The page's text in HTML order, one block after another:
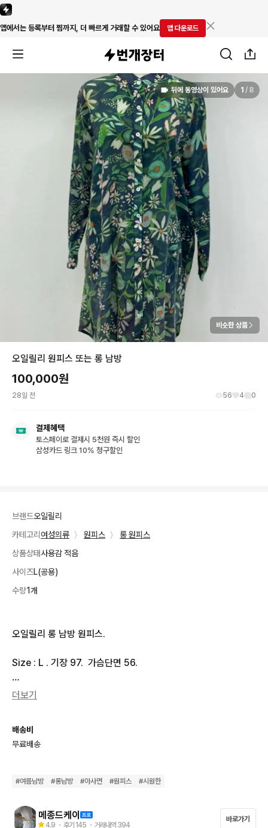
앱에서는 등록부터 찜까지, 더 빠르게 거래할 수 있어요 앱 다운로드
뒤에 동영상이 있어요 1 / 8
비슷한 상품
오일릴리 원피스 또는 롱 남방
100,000원
28일 전 56 4 0
결제혜택
토스페이로 결제시 5천원 즉시 할인
삼성카드 링크 10% 청구할인
브랜드오일릴리
카테고리 여성의류 〉 원피스 〉
롱 원피스
상품상태사용감 적음
사이즈L(공용)
수량1개
오일릴리 롱 남방 원피스.
Size : L . 기장 97.  가슴단면 56.
소재 : cotton 100
매치가 돋보이는 플라워 에스닉 패턴.
약간 마 느낌도 남입니다
원피스 또는 롱 남방으로 착용 가능합니다.
더보기
배송비
무료배송
#여름남방 #롱남방 #아사면 #원피스 #시원한
메종드케이
4.9 ・ 후기 145 ・ 거래내역 394
바로가기